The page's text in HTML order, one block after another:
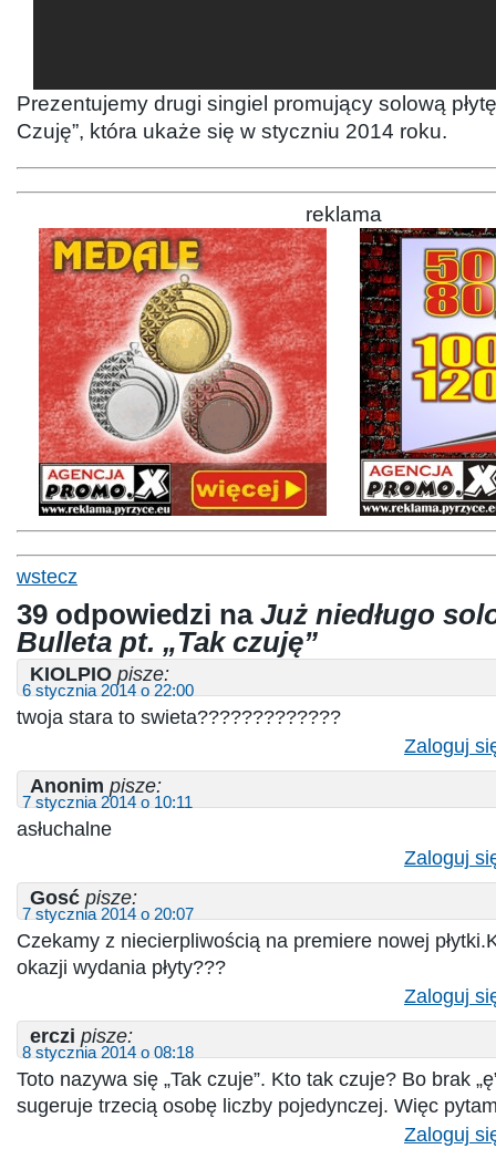
Prezentujemy drugi singiel promujący solową
Czuję”, która ukaże się w styczniu 2014 roku.
reklama
wstecz
39 odpowiedzi na Już niedługo
Bulleta pt. „Tak czuję”
KIOLPIO pisze:
6 stycznia 2014 o 22:00
twoja stara to swieta?????????????
Zaloguj
Anonim pisze:
7 stycznia 2014 o 10:11
asłuchalne
Zaloguj
Gosć pisze:
7 stycznia 2014 o 20:07
Czekamy z niecierpliwością na premiere nowej
okazji wydania płyty???
Zaloguj
erczi pisze:
8 stycznia 2014 o 08:18
Toto nazywa się „Tak czuje”. Kto tak czuje? Bo brak
sugeruje trzecią osobę liczby pojedynczej. Więc
Zaloguj